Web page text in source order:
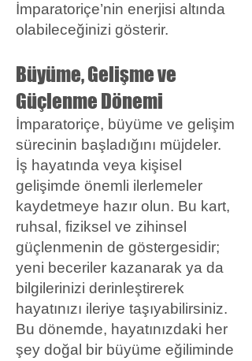
İmparatoriçe’nin enerjisi altında
olabileceğinizi gösterir.
Büyüme, Gelişme ve
Güçlenme Dönemi
İmparatoriçe, büyüme ve gelişim
sürecinin başladığını müjdeler.
İş hayatında veya kişisel
gelişimde önemli ilerlemeler
kaydetmeye hazır olun. Bu kart,
ruhsal, fiziksel ve zihinsel
güçlenmenin de göstergesidir;
yeni beceriler kazanarak ya da
bilgilerinizi derinleştirerek
hayatınızı ileriye taşıyabilirsiniz.
Bu dönemde, hayatınızdaki her
şey doğal bir büyüme eğiliminde